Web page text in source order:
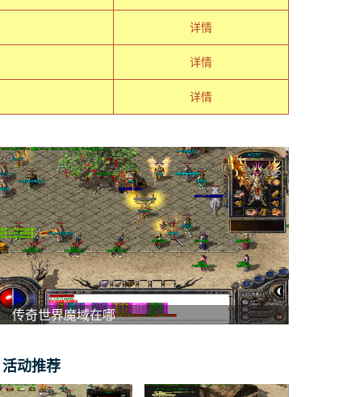
详情
详情
详情
传奇世界魔域在哪
活动推荐